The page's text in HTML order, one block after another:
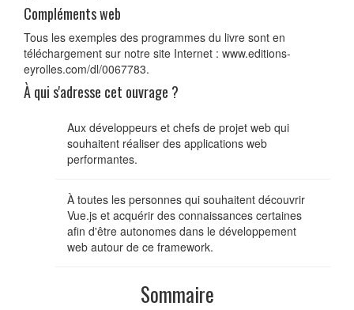
Compléments web
Tous les exemples des programmes du livre sont en
téléchargement sur notre site Internet : www.editions-
eyrolles.com/dl/0067783.
À qui s'adresse cet ouvrage ?
Aux développeurs et chefs de projet web qui
souhaitent réaliser des applications web
performantes.
À toutes les personnes qui souhaitent découvrir
Vue.js et acquérir des connaissances certaines
afin d'être autonomes dans le développement
web autour de ce framework.
Sommaire